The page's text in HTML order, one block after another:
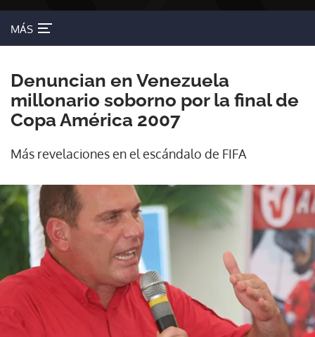
MÁS
Denuncian en Venezuela
millonario soborno por la final de
Copa América 2007
Más revelaciones en el escándalo de FIFA